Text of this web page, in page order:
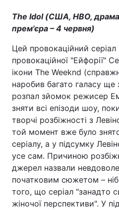
Екологія
Відео з Youtube
Інтерв'ю
Архів
Контакти
Послуги
The Idol (США, HBO,
прем'єра – 4 червня)
Цей провокаційний
провокаційної "Ейфорії"
ікони The Weeknd
наробив багато галасу ще
розпал зйомок режисер
зняти всі епізоди шоу,
творчі розбіжності з
той момент вже було
серіалу, а у підсумку
усе сам. Причиною
джерел назвали
початковим сюжетом –
того, що серіал "занадто
жіночої перспективи". У